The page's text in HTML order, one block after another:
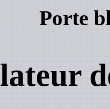
Porte